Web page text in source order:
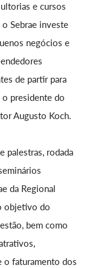
e cursos
Sebrae investe
negócios e
de partir para
o presidente do
Augusto Koch.
palestras, rodada
da Regional
objetivo do
bem como
o faturamento dos